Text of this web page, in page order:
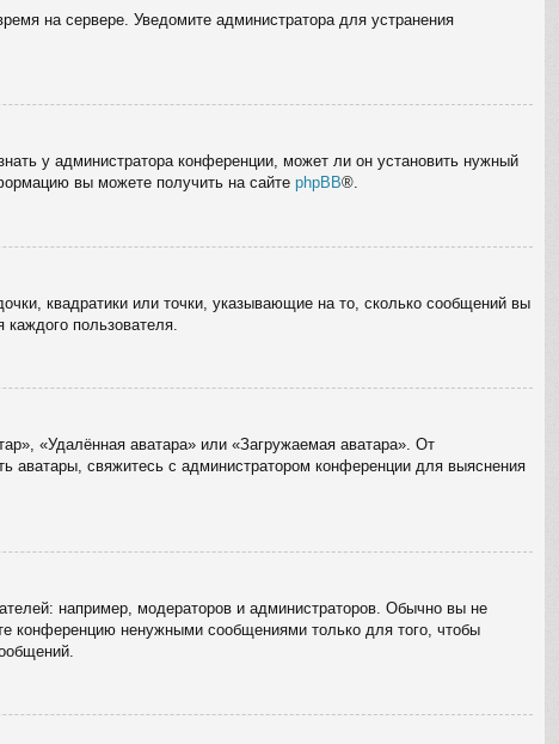
на сервере. Уведомите администратора для устранения
у администратора конференции, может ли он установить нужный
вы можете получить на сайте phpBB®.
квадратики или точки, указывающие на то, сколько сообщений вы
пользователя.
«Удалённая аватара» или «Загружаемая аватара». От
аватары, свяжитесь с администратором конференции для выяснения
например, модераторов и администраторов. Обычно вы не
конференцию ненужными сообщениями только для того, чтобы